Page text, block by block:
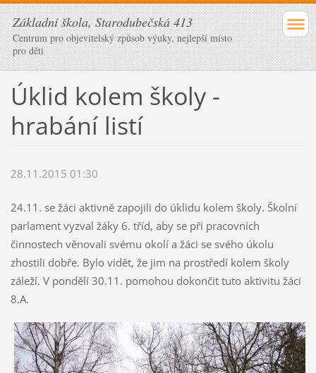
Základní škola, Starodubečská 413
Centrum pro objevitelský způsob výuky, nejlepší místo
pro děti
Úklid kolem školy -
hrabání listí
28.11.2015 01:30
24.11. se žáci aktivně zapojili do úklidu kolem školy. Školní
parlament vyzval žáky 6. tříd, aby se při pracovních
činnostech věnovali svému okolí a žáci se svého úkolu
zhostili dobře. Bylo vidět, že jim na prostředí kolem školy
záleží. V pondělí 30.11. pomohou dokončit tuto aktivitu žáci
8.A.